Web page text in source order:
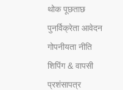
थोक पूछताछ
पुनर्विक्रेता आवेदन
गोपनीयता नीति
शिपिंग & वापसी
प्रशंसापत्र